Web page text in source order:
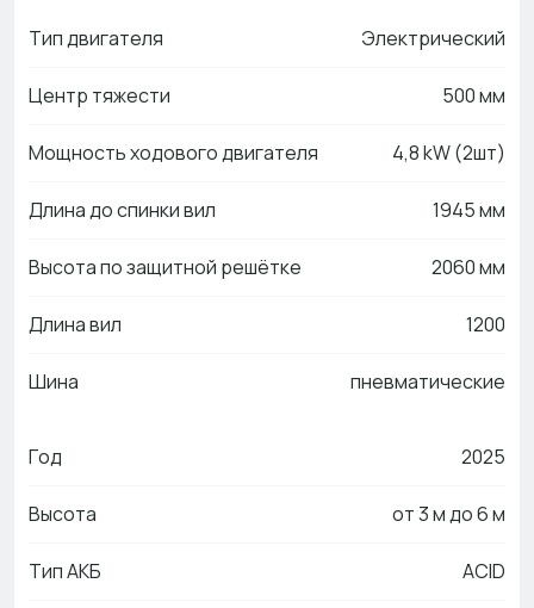
Тип двигателя Электрический
Центр тяжести 500 мм
Мощность ходового двигателя 4,8 kW (2шт)
Длина до спинки вил 1945 мм
Высота по защитной решётке 2060 мм
Длина вил 1200
Шина пневматические
Год 2025
Высота от 3 м до 6 м
Тип АКБ ACID